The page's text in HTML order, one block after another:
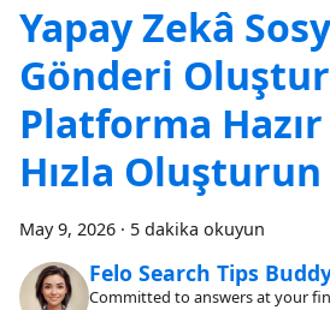
Yapay Zekâ
Gönderi
Platforma
Hızla Oluşturun
May 9, 2026 · 5 dakika okuyun
Felo Search Tips
Committed to answers at your